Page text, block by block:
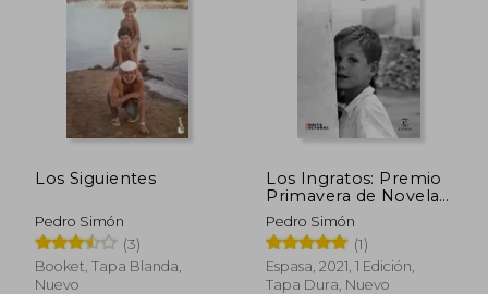
$ 43.882
50%
dcto.
Los Siguientes
Pedro Simón
(3)
Booket, Tapa Blanda,
Nuevo
Los Ingratos: Premio
Primavera de Novela
2021 (Espasa
Narrativa)
Pedro Simón
(1)
Espasa, 2021, 1 Edición,
Tapa Dura, Nuevo